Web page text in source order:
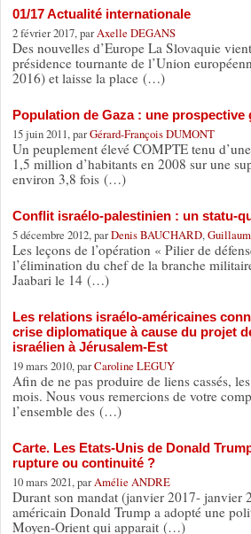
01/17 Actualité internationale
2 février 2017, parAxelle DEGANS
Des nouvelles d’Europe La Slovaquie
présidence tournante de l’Union
2016) et laisse la place (…)
Population de Gaza : une prospective
15 juin 2011, parGérard-François DUMONT
Un peuplement élevé COMPTE tenu
1,5 million d’habitants en 2008 sur une
environ 3,8 fois (…)
Conflit israélo-palestinien : un statu-
5 décembre 2012, parDenis BAUCHARD,
Les leçons de l’opération « Pilier de
l’élimination du chef de la branche
Jaabari le 14 (…)
Les relations israélo-américaines
crise diplomatique à cause du projet
israélien à Jérusalem-Est
19 mars 2010, parCaroline LEGUY
Afin de ne pas produire de liens cassés,
mois. Nous vous remercions de votre
l’ensemble des (…)
Carte. Les Etats-Unis de Donald
rupture ou continuité ?
10 mars 2021, parAmélie ANDRE
Durant son mandat (janvier 2017- janvier
américain Donald Trump a adopté une
Moyen-Orient qui apparait (…)